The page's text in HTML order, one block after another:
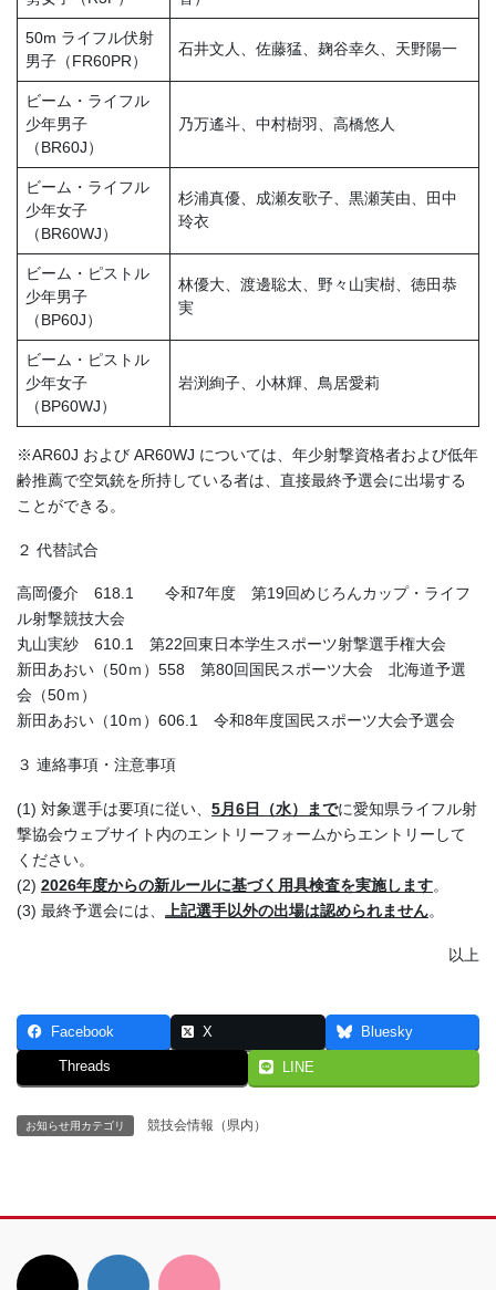
50m ライフル伏射
男子（FR60PR）
石井文人、佐藤猛、麹谷幸久、天野陽一
ビーム・ライフル
少年男子
（BR60J）
乃万遙斗、中村樹羽、高橋悠人
ビーム・ライフル
少年女子
（BR60WJ）
杉浦真優、成瀬友歌子、黒瀬芙由、田中
玲衣
ビーム・ピストル
少年男子
（BP60J）
林優大、渡邊聡太、野々山実樹、徳田恭
実
ビーム・ピストル
少年女子
（BP60WJ）
岩渕絢子、小林輝、鳥居愛莉
※AR60J および AR60WJ については、年少射撃資格者および低年
齢推薦で空気銃を所持している者は、直接最終予選会に出場する
ことができる。
２ 代替試合
高岡優介 618.1 令和7年度 第19回めじろんカップ・ライフ
ル射撃競技大会
丸山実紗 610.1 第22回東日本学生スポーツ射撃選手権大会
新田あおい（50ｍ）558 第80回国民スポーツ大会 北海道予選
会（50ｍ）
新田あおい（10ｍ）606.1 令和8年度国民スポーツ大会予選会
３ 連絡事項・注意事項
(1) 対象選手は要項に従い、 5月6日（水）までに愛知県ライフル射
撃協会ウェブサイト内のエントリーフォームからエントリーして
ください。
(2) 2026年度からの新ルールに基づく用具検査を実施します。
(3) 最終予選会には、
上記選手以外の出場は認められません。
以上
Facebook X Bluesky
Threads LINE
お知らせ用カテゴリ 競技会情報（県内）